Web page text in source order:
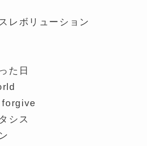
レボリューション
た日
シス